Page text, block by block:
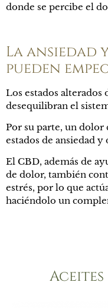
donde se percibe el
La ansiedad
pueden
Los estados alterados
desequilibran el
Por su parte, un dolor
estados de ansiedad y
El CBD, además de
de dolor, también
estrés, por lo que
haciéndolo un